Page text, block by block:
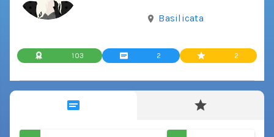
Basilicata
103 2 2